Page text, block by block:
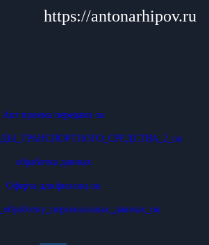
https://antonarhipov.ru
Акт приема передачи ок
обработка данных
Оферта для физлиц ок